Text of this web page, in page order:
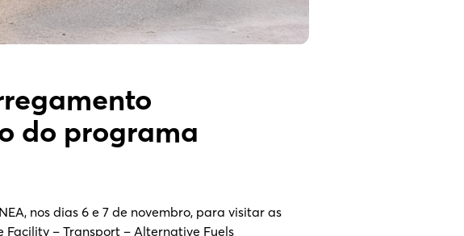
do programa
nos dias 6 e 7 de novembro, para visitar as
– Transport – Alternative Fuels